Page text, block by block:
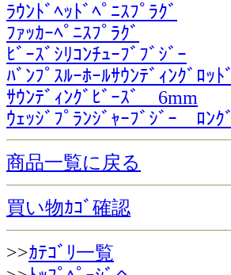
ﾗｳﾝﾄﾞﾍｯﾄﾞﾍﾟﾆｽﾌﾟﾗｸﾞ
ﾌｧｯｶｰﾍﾟﾆｽﾌﾟﾗｸﾞ
ﾋﾞｰｽﾞｼﾘｺﾝﾁｭｰﾌﾞﾌﾞｼﾞｰ
ﾊﾞﾝﾌﾟｽﾙｰﾎｰﾙｻｳﾝﾃﾞｨﾝｸﾞﾛｯﾄﾞ
ｻｳﾝﾃﾞｨﾝｸﾞﾋﾞｰｽﾞ 6mm
ｳｪｯｼﾞﾌﾟﾗﾝｼﾞｬｰﾌﾞｼﾞｰ ﾛﾝｸﾞ
商品一覧に戻る
買い物ｶｺﾞ確認
>>ｶﾃｺﾞﾘ一覧